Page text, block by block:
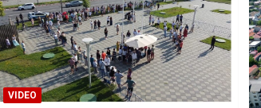
VIDEO